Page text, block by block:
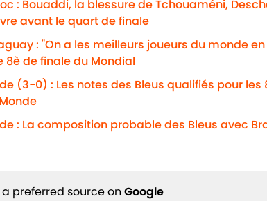
: Bouaddi, la blessure de Tchouaméni,
avant le quart de finale
: "On a les meilleurs joueurs du monde
8è de finale du Mondial
(3-0) : Les notes des Bleus qualifiés pour
: La composition probable des Bleus avec
preferred source on Google